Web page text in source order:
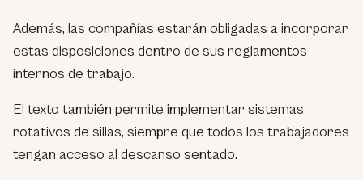
Además, las compañías estarán obligadas a incorporar
estas disposiciones dentro de sus reglamentos
internos de trabajo.
El texto también permite implementar sistemas
rotativos de sillas, siempre que todos los trabajadores
tengan acceso al descanso sentado.